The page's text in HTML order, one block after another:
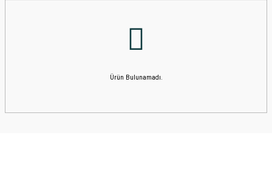
Ürün Bulunamadı.